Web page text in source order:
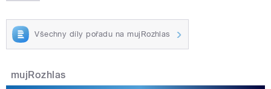
Všechny díly pořadu na mujRozhlas
mujRozhlas